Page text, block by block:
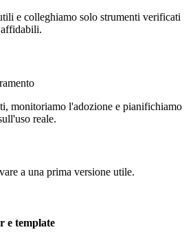
e colleghiamo solo strumenti verificati
monitoriamo l'adozione e pianifichiamo
reale.
a una prima versione utile.
e template